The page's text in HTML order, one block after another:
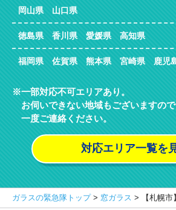
岡山県 山口県
徳島県 香川県 愛媛県 高知県
福岡県 佐賀県 熊本県 宮崎県 鹿児
一部対応不可エリアあり。
お伺いできない地域もございますので
一度ご連絡ください。
対応エリア一覧を
ガラスの緊急隊トップ> 窓ガラス > 【札幌